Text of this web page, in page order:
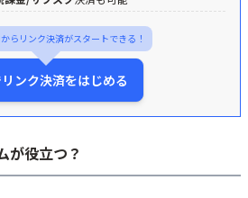
らリンク決済がスタートできる！
ンク決済をはじめる
が役立つ？